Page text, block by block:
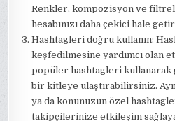
Renkler, kompozisyon ve
hesabınızı daha çekici hale
Hashtagleri doğru kullanın:
keşfedilmesine yardımcı olan
popüler hashtagleri
bir kitleye ulaştırabilirsiniz.
ya da konunuzun özel
takipçilerinize etkileşim